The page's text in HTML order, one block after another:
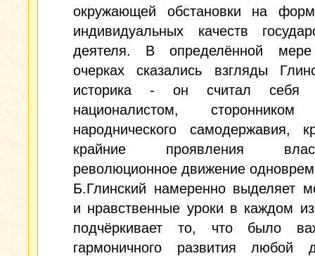
окружающей обстановки на
индивидуальных качеств
деятеля. В определённой
очерках сказались взгляды
историка - он считал себя
националистом, сторонником
народнического самодержавия,
крайние проявления
революционное движение
Б.Глинский намеренно выделяет
и нравственные уроки в каждом
подчёркивает то, что было
гармоничного развития любой